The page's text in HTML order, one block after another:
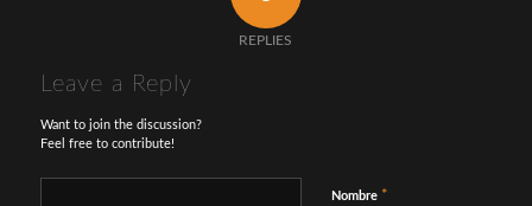
REPLIES
Leave a Reply
Want to join the discussion?
Feel free to contribute!
Nombre *